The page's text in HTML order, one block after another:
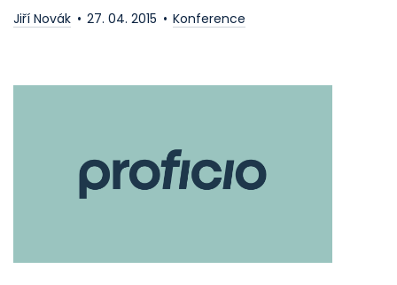
Jiří Novák 27. 04. 2015 Konference